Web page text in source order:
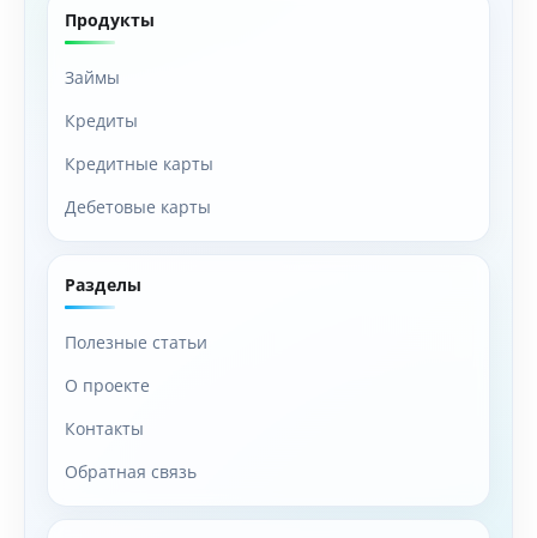
своих покупках и получать дополнительные
преимущества от использования банковского
скидками и удобным управлением финансовой
помощником в повседневной жизни. Оформление
карты происходит быстро и удобно, что делает её
идеальным выбором для широкого круга
Продукты
Займы
Кредиты
Кредитные карты
Дебетовые карты
Разделы
Полезные статьи
О проекте
Контакты
Обратная связь